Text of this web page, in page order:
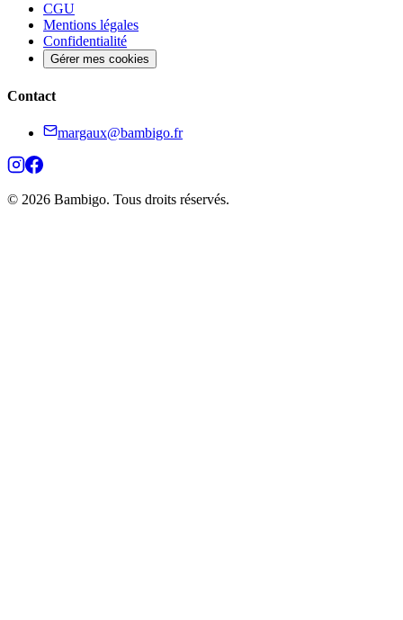
CGU
Mentions légales
Confidentialité
Gérer mes cookies
Contact
margaux@bambigo.fr
© 2026 Bambigo. Tous droits réservés.